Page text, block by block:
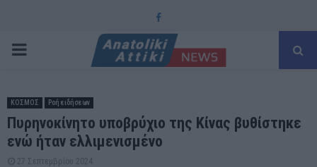
Facebook
PRIMARY
ΚΟΣΜΟΣ Ροή ειδήσεων
Πυρηνοκίνητο υποβρύχιο της Κίνας βυθίστηκε
ενώ ήταν ελλιμενισμένο
27 Σεπτεμβρίου 2024